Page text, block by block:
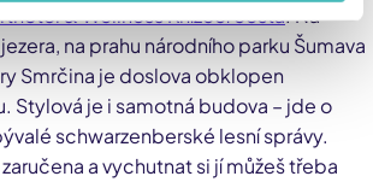
& Wellness Knížecí cesta. Na
na prahu národního parku Šumava
Smrčina je doslova obklopen
Stylová je i samotná budova – jde o
schwarzenberské lesní správy.
a vychutnat si jí můžeš třeba